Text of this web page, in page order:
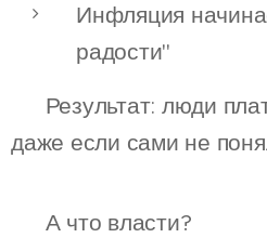
Инфляция
радости"
📌 Результат: люди
даже если сами не
💬 А что власти?